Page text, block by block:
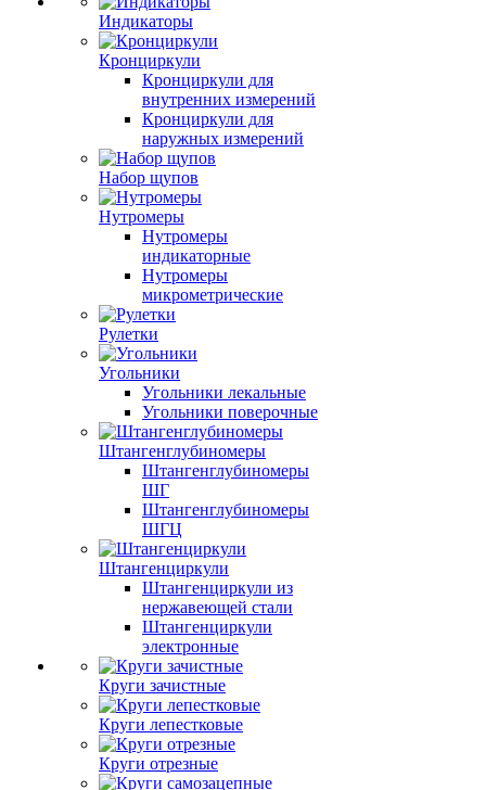
Индикаторы
Кронциркули
Кронциркули для
внутренних измерений
Кронциркули для
наружных измерений
Набор щупов
Нутромеры
Нутромеры
индикаторные
Нутромеры
микрометрические
Рулетки
Угольники
Угольники лекальные
Угольники поверочные
Штангенглубиномеры
Штангенглубиномеры
ШГ
Штангенглубиномеры
ШГЦ
Штангенциркули
Штангенциркули из
нержавеющей стали
Штангенциркули
электронные
Круги зачистные
Круги лепестковые
Круги отрезные